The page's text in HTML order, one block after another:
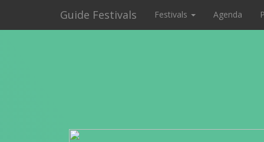
Guide Festivals Festivals Agenda